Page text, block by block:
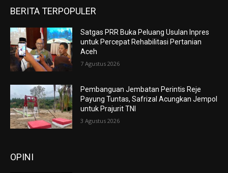
BERITA TERPOPULER
Satgas PRR Buka Peluang Usulan Inpres
untuk Percepat Rehabilitasi Pertanian
Aceh
7 Agustus 2026
Pembanguan Jembatan Perintis Reje
Payung Tuntas, Safrizal Acungkan Jempol
untuk Prajurit TNI
3 Agustus 2026
OPINI